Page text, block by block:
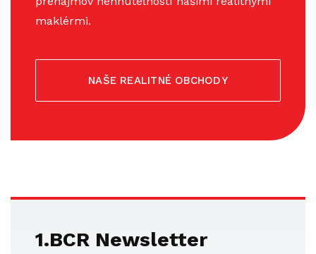
maklérmi.
NAŠE REALITNÉ OBCHODY
1.BCR Newsletter